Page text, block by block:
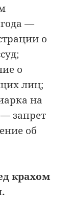
—
о
о
лиц;
на
запрет
об
крахом